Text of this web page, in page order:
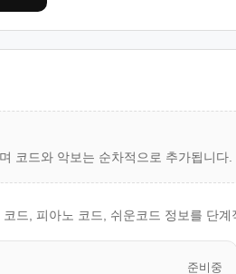
코드와 악보는 순차적으로 추가됩니다.
드, 피아노 코드, 쉬운코드 정보를 단계
준비중